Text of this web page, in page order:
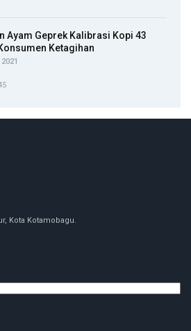
Ayam Geprek Kalibrasi Kopi 43
Ketagihan
Kota Kotamobagu.